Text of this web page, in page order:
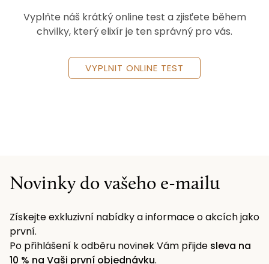
Vyplňte náš krátký online test a zjisťete během
chvilky, který elixír je ten správný pro vás.
VYPLNIT ONLINE TEST
Novinky do vašeho e-mailu
Získejte exkluzivní nabídky a informace o akcích jako
první.
Po přihlášení k odběru novinek Vám přijde sleva na
10 % na Vaši první objednávku.